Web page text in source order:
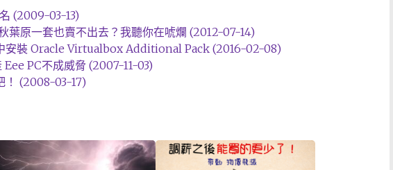
(2009-03-13)
葉原一套也賣不出去？我聽你在唬爛 (2012-07-14)
安裝 Oracle Virtualbox Additional Pack (2016-02-08)
PC不成威脅 (2007-11-03)
！ (2008-03-17)